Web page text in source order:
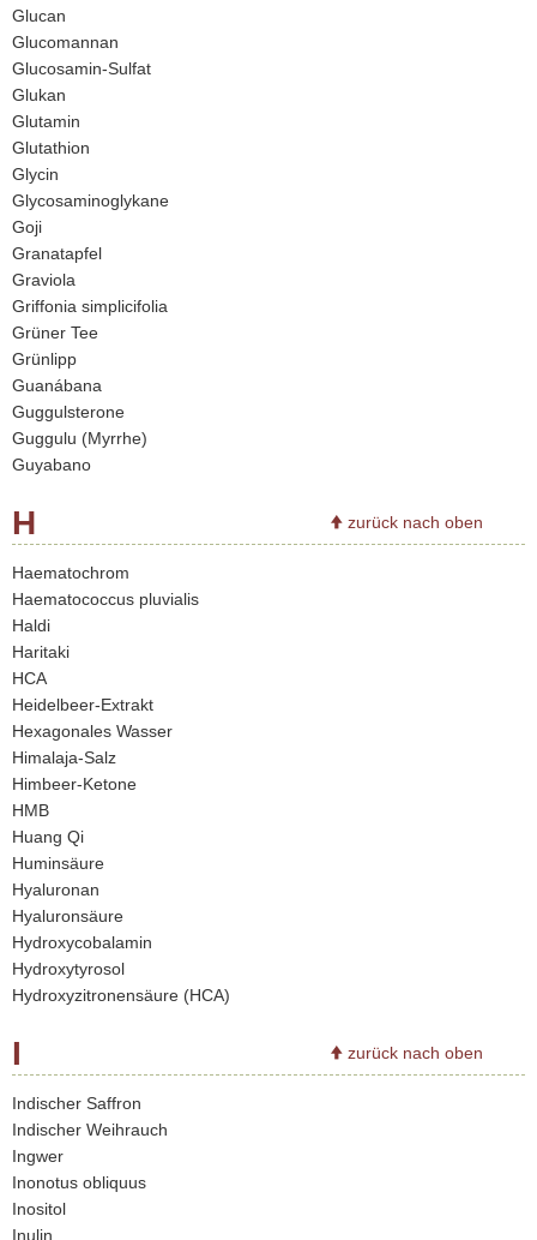
Glucan
Glucomannan
Glucosamin-Sulfat
Glukan
Glutamin
Glutathion
Glycin
Glycosaminoglykane
Goji
Granatapfel
Graviola
Griffonia simplicifolia
Grüner Tee
Grünlipp
Guanábana
Guggulsterone
Guggulu (Myrrhe)
Guyabano
H zurück nach oben
Haematochrom
Haematococcus pluvialis
Haldi
Haritaki
HCA
Heidelbeer-Extrakt
Hexagonales Wasser
Himalaja-Salz
Himbeer-Ketone
HMB
Huang Qi
Huminsäure
Hyaluronan
Hyaluronsäure
Hydroxycobalamin
Hydroxytyrosol
Hydroxyzitronensäure (HCA)
I zurück nach oben
Indischer Saffron
Indischer Weihrauch
Ingwer
Inonotus obliquus
Inositol
Inulin